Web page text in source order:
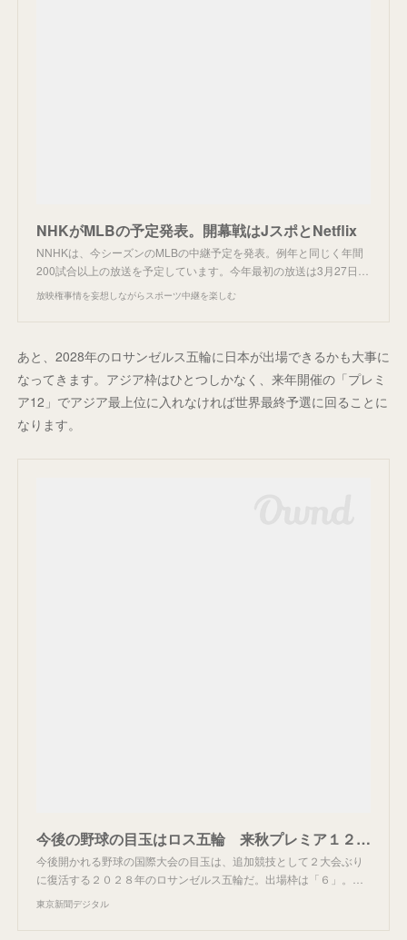
NHKがMLBの予定発表。開幕戦はJスポとNetflix
NNHKは、今シーズンのMLBの中継予定を発表。例年と同じく年間
200試合以上の放送を予定しています。今年最初の放送は3月27日…
放映権事情を妄想しながらスポーツ中継を楽しむ
あと、2028年のロサンゼルス五輪に日本が出場できるかも大事に
なってきます。アジア枠はひとつしかなく、来年開催の「プレミ
ア12」でアジア最上位に入れなければ世界最終予選に回ることに
なります。
今後の野球の目玉はロス五輪 来秋プレミア１２が予選に：東京新聞デジタル
今後開かれる野球の国際大会の目玉は、追加競技として２大会ぶり
に復活する２０２８年のロサンゼルス五輪だ。出場枠は「６」。…
東京新聞デジタル